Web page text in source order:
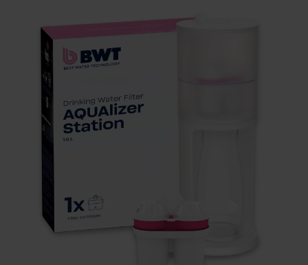
Über BWT